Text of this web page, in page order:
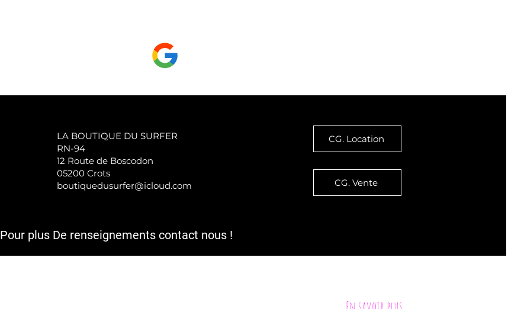
LA BOUTIQUE DU SURFER
RN-94
12 Route de Boscodon
05200 Crots
boutiquedusurfer@icloud.com
CG. Location
CG. Vente
Pour plus De renseignements contact nous !